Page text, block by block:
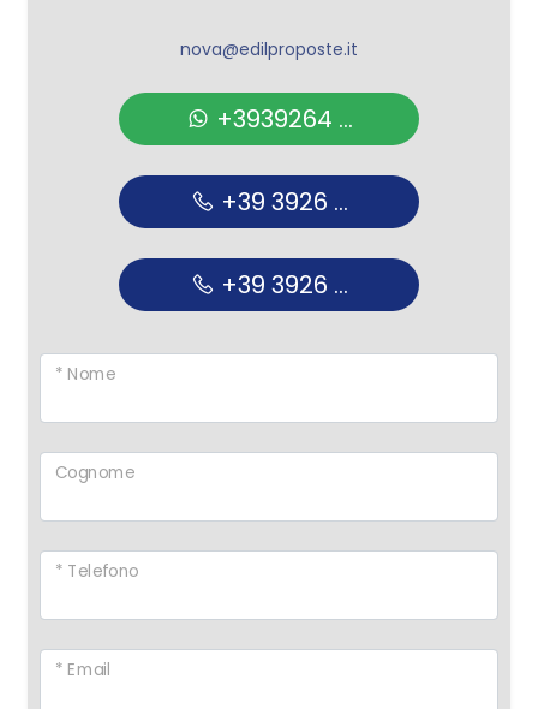
nova@edilproposte.it
+3939264 ...
+39 3926 ...
+39 3926 ...
* Nome
Cognome
* Telefono
* Email